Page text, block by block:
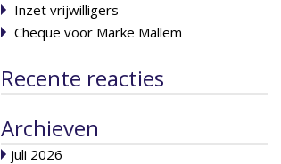
Inzet vrijwilligers
Cheque voor Marke Mallem
Recente reacties
Archieven
juli 2026